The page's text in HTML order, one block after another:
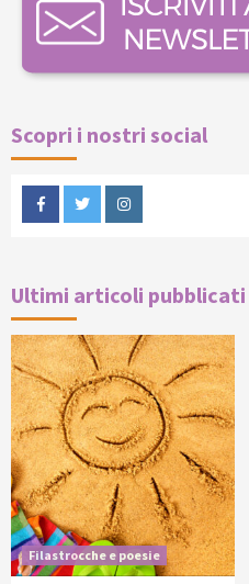
Scopri i nostri social
FacebookTwitterInstagram
Ultimi articoli pubblicati
Filastrocche e poesie